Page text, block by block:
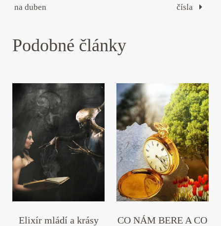
na duben
čísla
Podobné články
CO NÁM BERE A CO
Elixír mládí a krásy